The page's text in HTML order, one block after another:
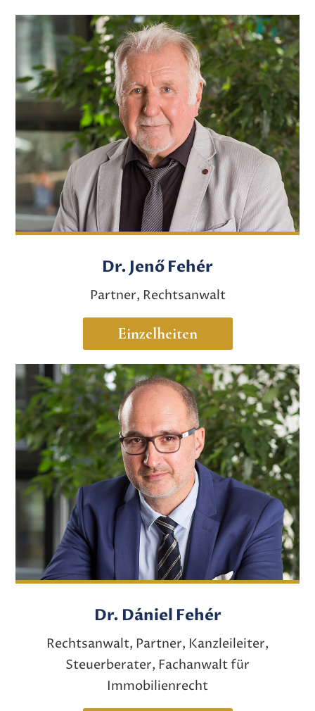
Dr. Jenő Fehér
Partner, Rechtsanwalt
Einzelheiten
Dr. Dániel Fehér
Rechtsanwalt, Partner, Kanzleileiter,
Steuerberater, Fachanwalt für
Immobilienrecht